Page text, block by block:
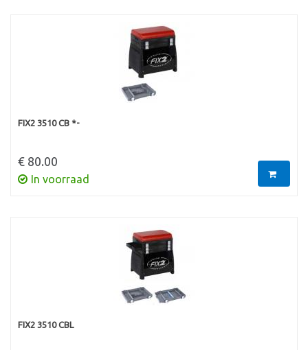
FIX2 3510 CB *-
€ 80.00
In voorraad
FIX2 3510 CBL